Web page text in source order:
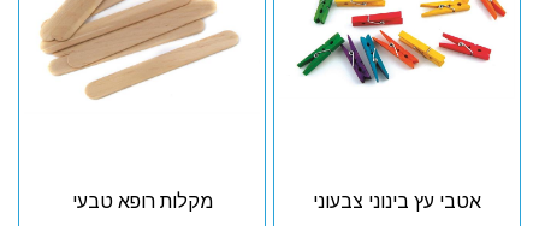
אטבי עץ בינוני צבעוני מקלות רופא טבעי